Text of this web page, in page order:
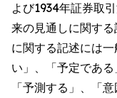
よび1934年証券取
来の見通しに関す
に関する記述には
い」、「予定である
「予測する」、「